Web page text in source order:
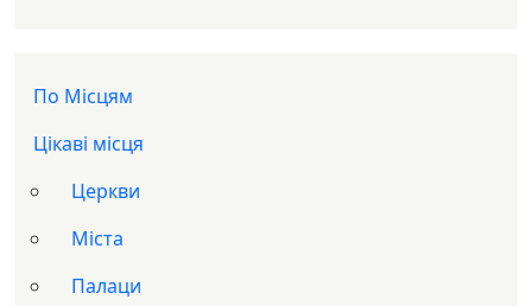
По Місцям
Цікаві місця
Церкви
Міста
Палаци